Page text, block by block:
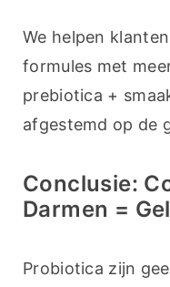
We helpen
formules met
prebiotica +
afgestemd op de
Conclusie:
Darmen =
Probiotica zijn